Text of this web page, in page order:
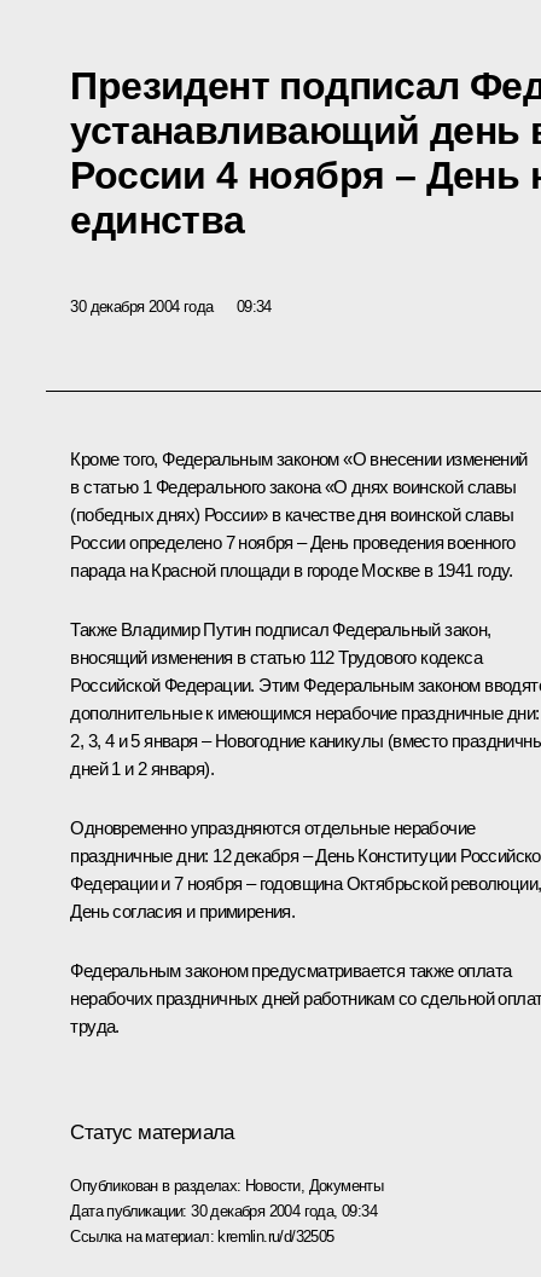
Президент подписал
устанавливающий день
России 4 ноября – День
единства
30 декабря 2004 года 09:34
Кроме того, Федеральным законом «О внесении изменений
в статью 1 Федерального закона «О днях воинской славы
(победных днях) России» в качестве дня воинской славы
России определено 7 ноября – День проведения военного
парада на Красной площади в городе Москве в 1941 году.
Также Владимир Путин подписал Федеральный закон,
вносящий изменения в статью 112 Трудового кодекса
Российской Федерации. Этим Федеральным законом
дополнительные к имеющимся нерабочие праздничные
2, 3, 4 и 5 января – Новогодние каникулы (вместо
дней 1 и 2 января).
Одновременно упраздняются отдельные нерабочие
праздничные дни: 12 декабря – День Конституции
Федерации и 7 ноября – годовщина Октябрьской революции,
День согласия и примирения.
Федеральным законом предусматривается также оплата
нерабочих праздничных дней работникам со сдельной
труда.
Статус материала
Опубликован в разделах: Новости, Документы
Дата публикации:30 декабря 2004 года, 09:34
Ссылка на материал:kremlin.ru/d/32505